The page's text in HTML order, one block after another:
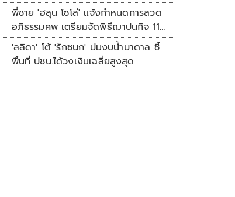
พี่ชาย 'ฮลุน โซโล่' แจ้งกำหนดการสวด
อภิธรรมศพ เตรียมจัดพิธีฌาปนกิจ 11
ส.ค.
'ลลิดา' โต้ 'รักชนก' ปมงบน้ำบาดาล ชี้
พื้นที่ ปชน.ได้วงเงินเฉลี่ยสูงสุด